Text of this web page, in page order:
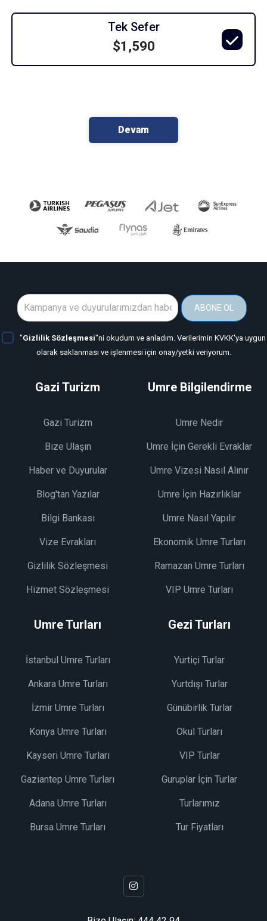
Tek Sefer
$1,590
Devam
ABONE OL
"Gizlilik Sözleşmesi"ni okudum ve anladım. Verilerimin KVKK'ya uygun
olarak saklanması ve işlenmesi için onay/yetki veriyorum.
Gazi Turizm
Gazi Turizm
Bize Ulaşın
Haber ve Duyurular
Blog'tan Yazılar
Bilgi Bankası
Vize Evrakları
Gizlilik Sözleşmesi
Hizmet Sözleşmesi
Umre Bilgilendirme
Umre Nedir
Umre İçin Gerekli Evraklar
Umre Vizesi Nasıl Alınır
Umre İçin Hazırlıklar
Umre Nasıl Yapılır
Ekonomik Umre Turları
Ramazan Umre Turları
VIP Umre Turları
Umre Turları
İstanbul Umre Turları
Ankara Umre Turları
İzmir Umre Turları
Konya Umre Turları
Kayseri Umre Turları
Gaziantep Umre Turları
Adana Umre Turları
Bursa Umre Turları
Gezi Turları
Yurtiçi Turlar
Yurtdışı Turlar
Günübirlik Turlar
Okul Turları
VIP Turlar
Guruplar İçin Turlar
Turlarımız
Tur Fiyatları